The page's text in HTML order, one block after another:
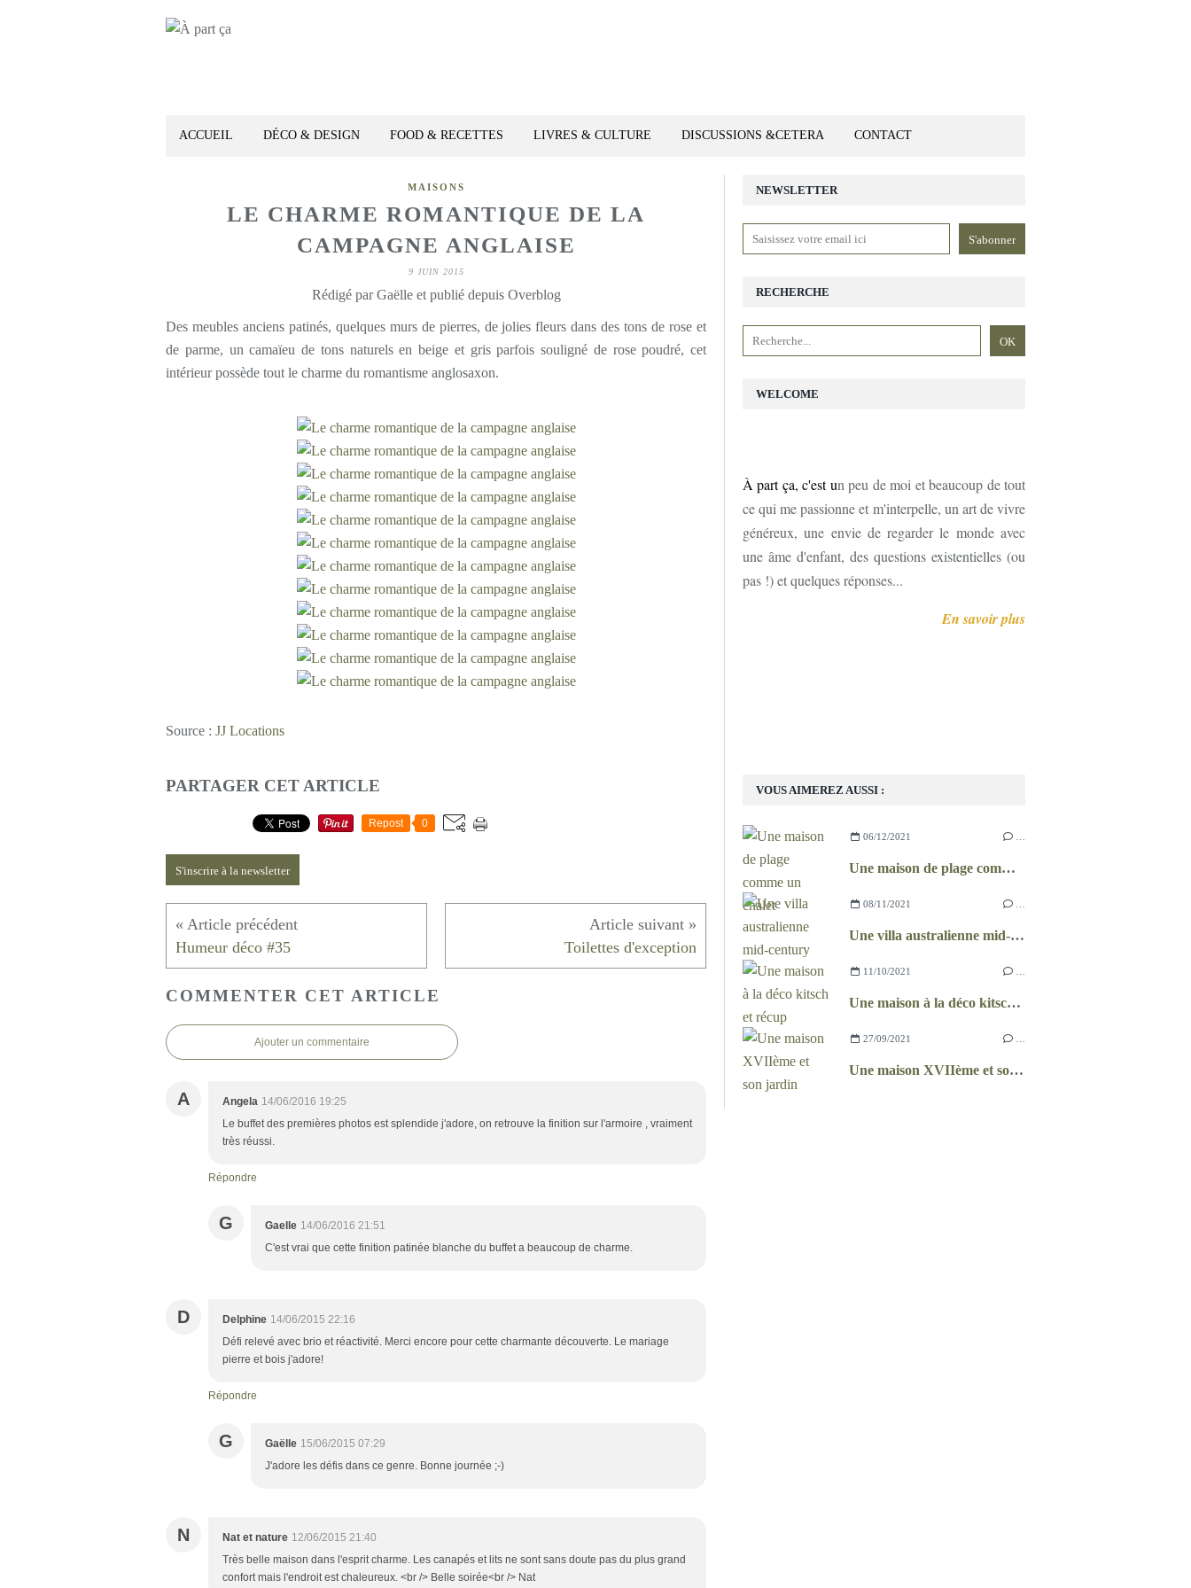
ACCUEIL DÉCO & DESIGN FOOD & RECETTES LIVRES & CULTURE DISCUSSIONS &CETERA CONTACT
MAISONS
LE CHARME ROMANTIQUE DE LA
CAMPAGNE ANGLAISE
9 JUIN 2015
Rédigé par Gaëlle et publié depuis Overblog
Des meubles anciens patinés, quelques murs de pierres, de jolies fleurs dans des tons de rose et
de parme, un camaïeu de tons naturels en beige et gris parfois souligné de rose poudré, cet
intérieur possède tout le charme du romantisme anglosaxon.
Source : JJ Locations
PARTAGER CET ARTICLE
Repost 0
S'inscrire à la newsletter
Humeur déco #35 Toilettes d'exception
COMMENTER CET ARTICLE
Ajouter un commentaire
A Angela 14/06/2016 19:25
Le buffet des premières photos est splendide j'adore, on retrouve la finition sur l'armoire , vraiment
très réussi.
Répondre
G Gaelle 14/06/2016 21:51
C'est vrai que cette finition patinée blanche du buffet a beaucoup de charme.
D Delphine 14/06/2015 22:16
Défi relevé avec brio et réactivité. Merci encore pour cette charmante découverte. Le mariage
pierre et bois j'adore!
Répondre
G Gaëlle 15/06/2015 07:29
J'adore les défis dans ce genre. Bonne journée ;-)
N Nat et nature 12/06/2015 21:40
Très belle maison dans l'esprit charme. Les canapés et lits ne sont sans doute pas du plus grand
confort mais l'endroit est chaleureux. <br /> Belle soirée<br /> Nat
NEWSLETTER
RECHERCHE
VOUS AIMEREZ AUSSI :
06/12/2021
Une maison de plage comme un chalet
08/11/2021
Une villa australienne mid-century
11/10/2021
Une maison à la déco kitsch et récup
27/09/2021
Une maison XVIIème et son jardin
WELCOME
À part ça, c'est un peu de moi et beaucoup de tout
ce qui me passionne et m'interpelle, un art de vivre
généreux, une envie de regarder le monde avec
une âme d'enfant, des questions existentielles (ou
pas !) et quelques réponses...
En savoir plus